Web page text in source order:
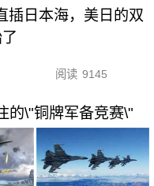
插日本海，美日的双
阅读 9145
的\"铜牌军备竞赛\"